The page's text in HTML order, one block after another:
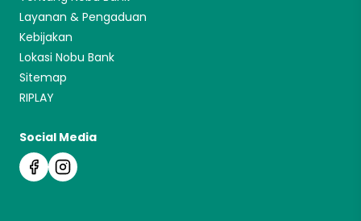
Layanan & Pengaduan
Kebijakan
Lokasi Nobu Bank
Sitemap
RIPLAY
Social Media